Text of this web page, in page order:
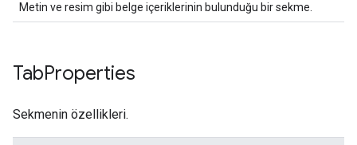
Metin ve resim gibi belge içeriklerinin bulunduğu bir sekme.
TabProperties
Sekmenin özellikleri.